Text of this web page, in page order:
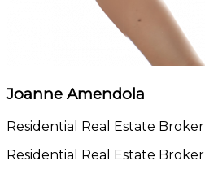
Joanne Amendola
Residential Real Estate Broker
Residential Real Estate Broker